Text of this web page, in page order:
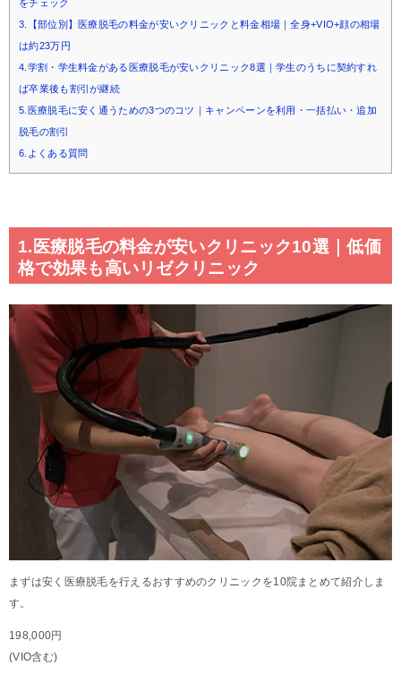
をチェック
3.【部位別】医療脱毛の料金が安いクリニックと料金相場｜全身+VIO+顔の相場
は約23万円
4.学割・学生料金がある医療脱毛が安いクリニック8選｜学生のうちに契約すれ
ば卒業後も割引が継続
5.医療脱毛に安く通うための3つのコツ｜キャンペーンを利用・一括払い・追加
脱毛の割引
6.よくある質問
1.医療脱毛の料金が安いクリニック10選｜低価
格で効果も高いリゼクリニック
まずは安く医療脱毛を行えるおすすめのクリニックを10院まとめて紹介しま
す。
198,000円
(VIO含む)